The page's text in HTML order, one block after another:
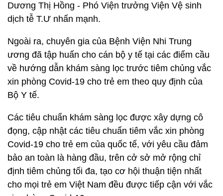
Dương Thị Hồng - Phó Viện trưởng Viện Vệ sinh
dịch tễ T.Ư nhấn mạnh.
Ngoài ra, chuyên gia của Bệnh Viện Nhi Trung
ương đã tập huấn cho cán bộ y tế tại các điểm cầu
về hướng dẫn khám sàng lọc trước tiêm chủng vắc
xin phòng Covid-19 cho trẻ em theo quy định của
Bộ Y tế.
Các tiêu chuẩn khám sàng lọc được xây dựng cô
đọng, cập nhật các tiêu chuẩn tiêm vắc xin phòng
Covid-19 cho trẻ em của quốc tế, với yêu cầu đảm
bảo an toàn là hàng đầu, trên cở sở mở rộng chỉ
định tiêm chủng tối đa, tạo cơ hội thuận tiện nhất
cho mọi trẻ em Việt Nam đều được tiếp cận với vắc